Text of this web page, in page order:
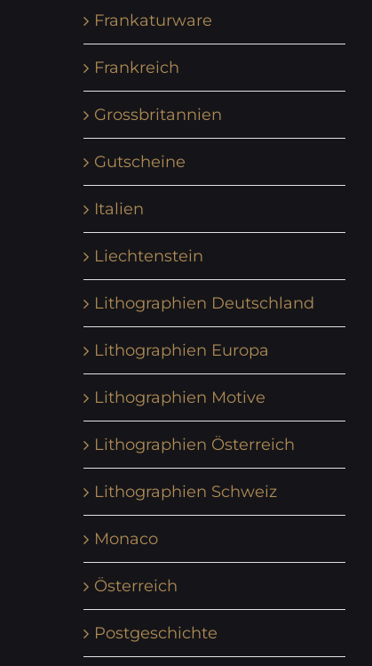
Frankaturware
Frankreich
Grossbritannien
Gutscheine
Italien
Liechtenstein
Lithographien Deutschland
Lithographien Europa
Lithographien Motive
Lithographien Österreich
Lithographien Schweiz
Monaco
Österreich
Postgeschichte